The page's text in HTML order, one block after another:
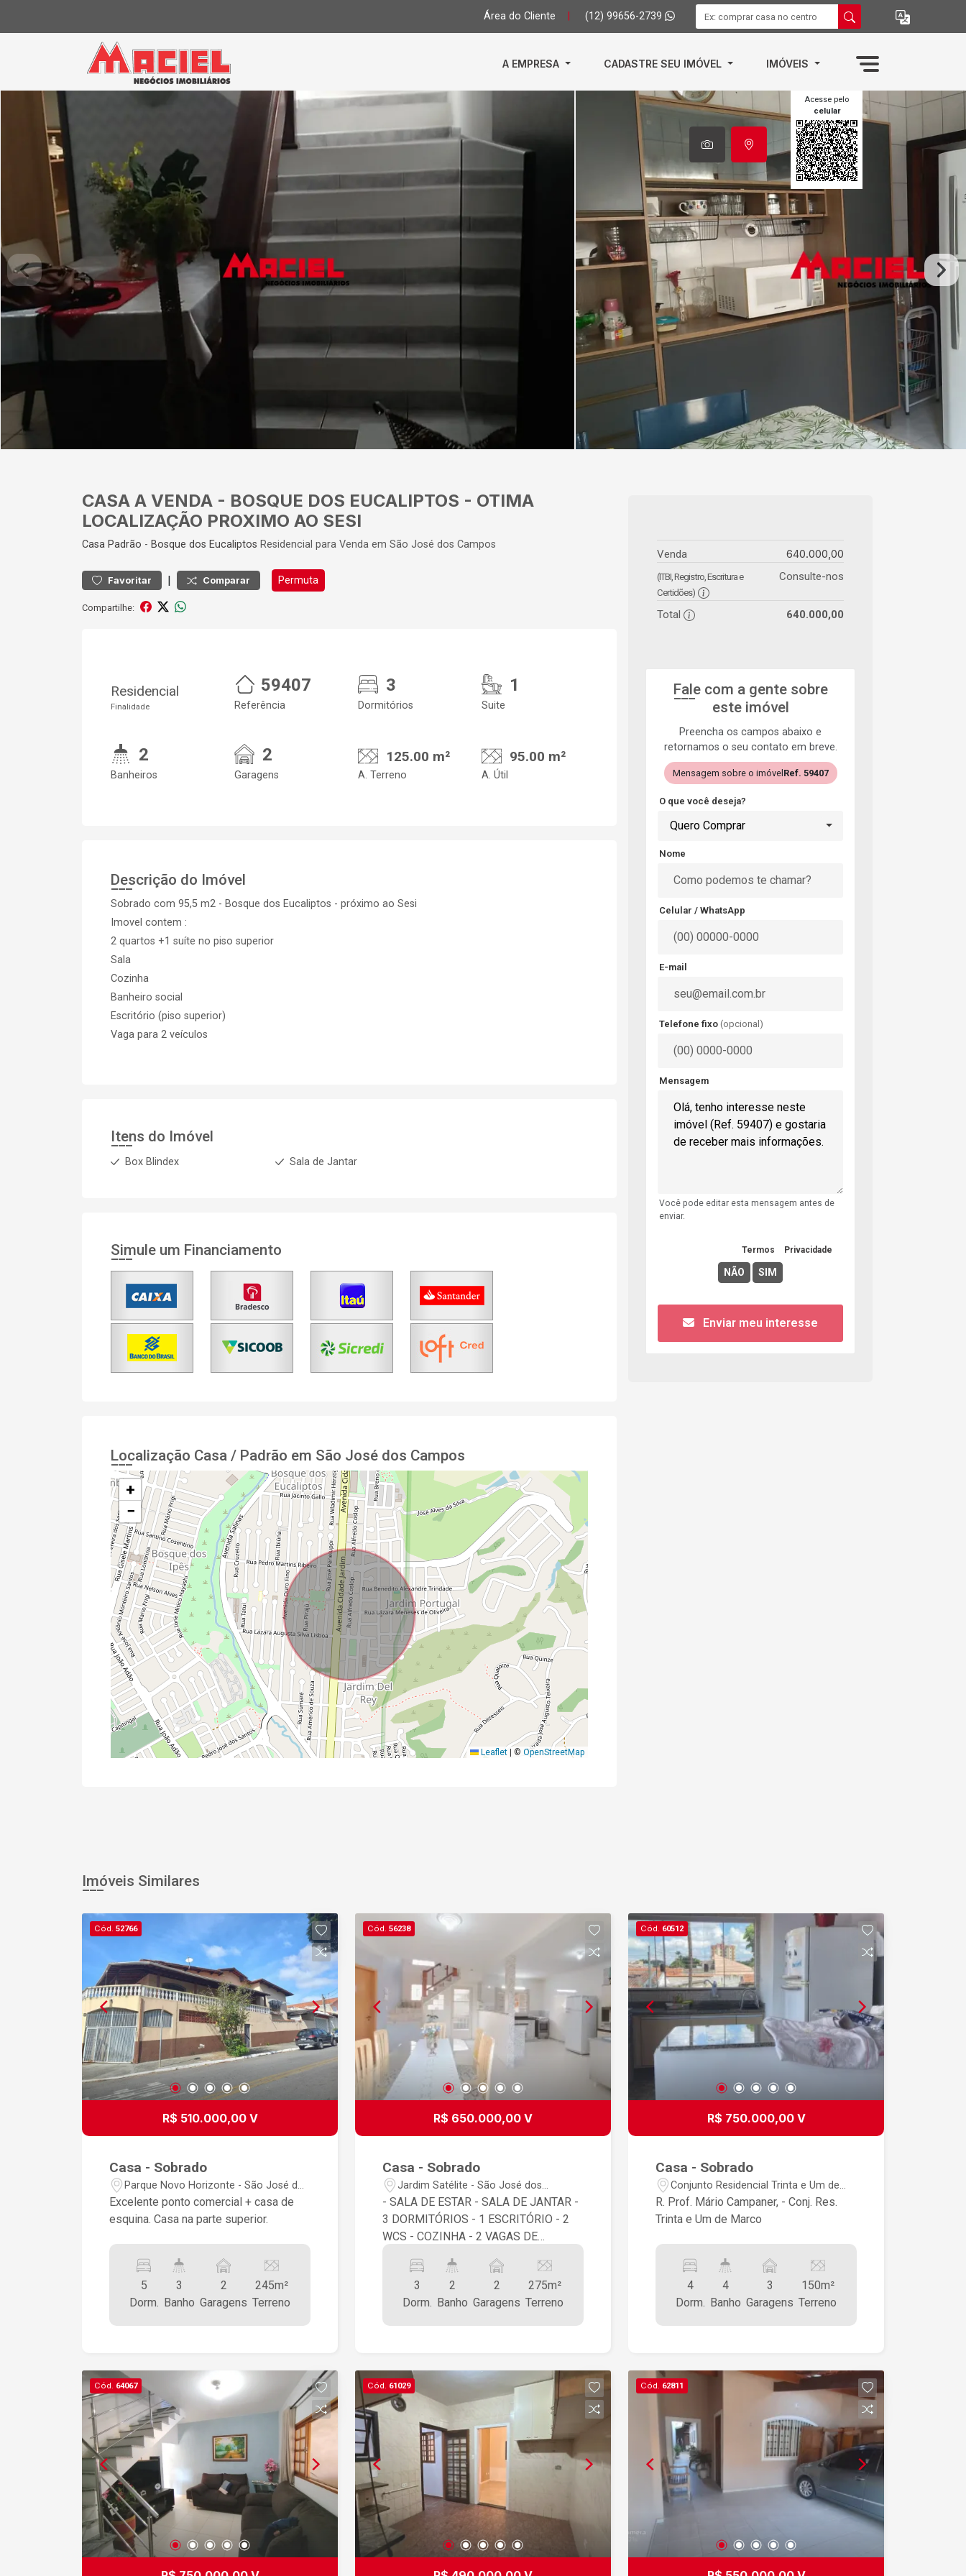
Área do Cliente (12) 99656-2739
A EMPRESA CADASTRE SEU IMÓVEL IMÓVEIS
Acesse pelo
celular
CASA A VENDA - BOSQUE DOS EUCALIPTOS - OTIMA
LOCALIZAÇÃO PROXIMO AO SESI
Casa Padrão - Bosque dos Eucaliptos Residencial para Venda em São José dos Campos
Favoritar | Comparar Permuta
Compartilhe:
Residencial
Finalidade
59407
Referência
3
Dormitórios
1
Suite
2
Banheiros
2
Garagens
125.00 m²
A. Terreno
95.00 m²
A. Útil
Descrição do Imóvel
Sobrado com 95,5 m2 - Bosque dos Eucaliptos - próximo ao Sesi
Imovel contem :
2 quartos +1 suíte no piso superior
Sala
Cozinha
Banheiro social
Escritório (piso superior)
Vaga para 2 veículos
Itens do Imóvel
Box Blindex Sala de Jantar
Simule um Financiamento
Localização Casa / Padrão em São José dos Campos
+
−
Leaflet © OpenStreetMap
Venda 640.000,00
(ITBI, Registro, Escritura e
Certidões)
Consulte-nos
Total 640.000,00
Fale com a gente sobre
este imóvel
Preencha os campos abaixo e
retornamos o seu contato em breve.
Mensagem sobre o imóvel Ref. 59407
O que você deseja?
Quero Comprar
Nome
Celular / WhatsApp
E-mail
Telefone fixo (opcional)
Mensagem
Você pode editar esta mensagem antes de
enviar.
Termos Privacidade
Enviar meu interesse
Imóveis Similares
Cód. 52766
R$ 510.000,00 V
Casa - Sobrado
Parque Novo Horizonte - São José dos
Campos/SP
Excelente ponto comercial + casa de
esquina. Casa na parte superior.
5
Dorm.
3
Banho
2
Garagens
245m²
Terreno
Cód. 56238
R$ 650.000,00 V
Casa - Sobrado
Jardim Satélite - São José dos
Campos/SP
- SALA DE ESTAR - SALA DE JANTAR -
3 DORMITÓRIOS - 1 ESCRITÓRIO - 2
WCS - COZINHA - 2 VAGAS DE
3
Dorm.
2
Banho
2
Garagens
275m²
Terreno
Cód. 60512
R$ 750.000,00 V
Casa - Sobrado
Conjunto Residencial Trinta e Um de
Março - São José dos Campos/SP
R. Prof. Mário Campaner, - Conj. Res.
Trinta e Um de Marco
4
Dorm.
4
Banho
3
Garagens
150m²
Terreno
Cód. 64067 Cód. 61029 Cód. 62811